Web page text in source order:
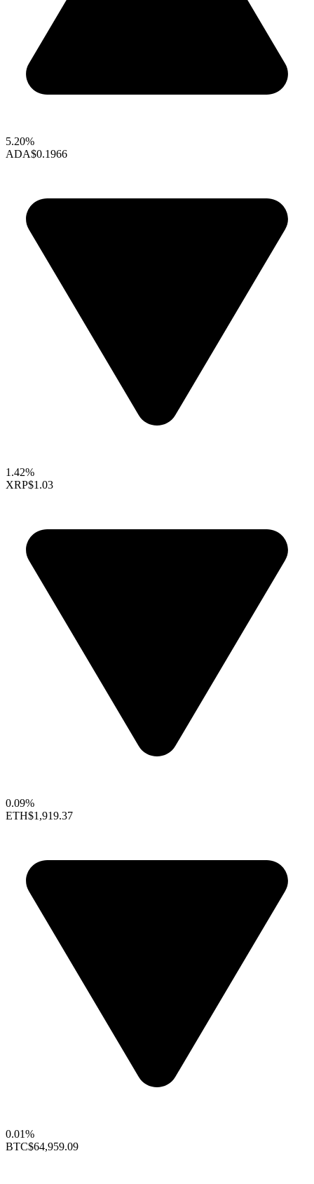
5.20%
ADA$0.1966
1.42%
XRP$1.03
0.09%
ETH$1,919.37
0.01%
BTC$64,959.09